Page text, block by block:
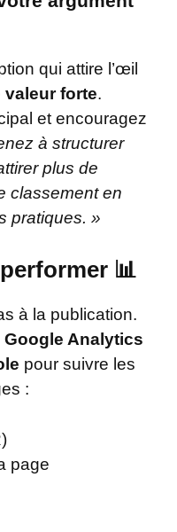
qui attire l’œil
forte.
et encouragez
à structurer
plus de
classement en
pratiques. »
📊
à la publication.
Google Analytics
pour suivre les
:
page